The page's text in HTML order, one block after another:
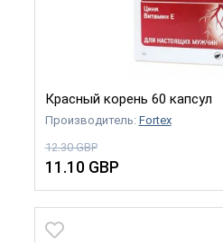
Красный корень 60 капсул
Производитель: Fortex
12.30 GBP
11.10 GBP